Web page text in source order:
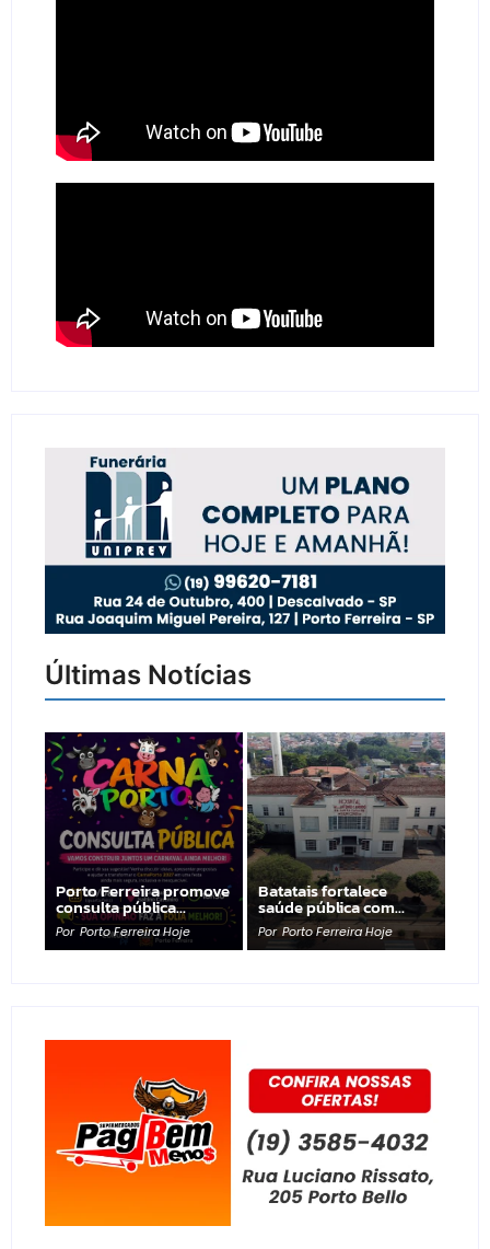
Últimas Notícias
Porto Ferreira promove
consulta pública…
Por Porto Ferreira Hoje
Batatais fortalece
saúde pública com…
Por Porto Ferreira Hoje